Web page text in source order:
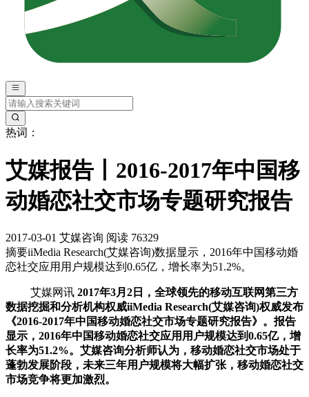
热词：
艾媒报告丨2016-2017年中国移
动婚恋社交市场专题研究报告
2017-03-01 艾媒咨询 阅读 76329
摘要iiMedia Research(艾媒咨询)数据显示，2016年中国移动婚
恋社交应用用户规模达到0.65亿，增长率为51.2%。
艾媒网讯 2017年3月2日，全球领先的移动互联网第三方
数据挖掘和分析机构权威iiMedia Research(艾媒咨询)权威发布
《2016-2017年中国移动婚恋社交市场专题研究报告》。报告
显示，2016年中国移动婚恋社交应用用户规模达到0.65亿，增
长率为51.2%。艾媒咨询分析师认为，移动婚恋社交市场处于
蓬勃发展阶段，未来三年用户规模将大幅扩张，移动婚恋社交
市场竞争将更加激烈。